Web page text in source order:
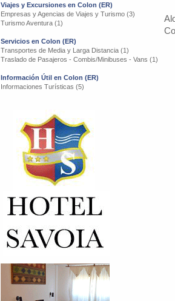
Viajes y Excursiones en Colon (ER)
Empresas y Agencias de Viajes y Turismo (3)
Turismo Aventura (1)
Servicios en Colon (ER)
Transportes de Media y Larga Distancia (1)
Traslado de Pasajeros - Combis/Minibuses - Vans (1)
Información Útil en Colon (ER)
Informaciones Turísticas (5)